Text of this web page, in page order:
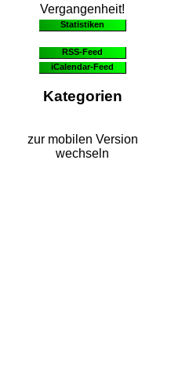
Vergangenheit!
Statistiken
RSS-Feed
iCalendar-Feed
Kategorien
zur mobilen Version
wechseln